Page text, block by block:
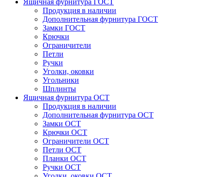
Ящичная фурнитура ГОСТ
Продукция в наличии
Дополнительная фурнитура ГОСТ
Замки ГОСТ
Крючки
Ограничители
Петли
Ручки
Уголки, оковки
Угольники
Шплинты
Ящичная фурнитура ОСТ
Продукция в наличии
Дополнительная фурнитура ОСТ
Замки ОСТ
Крючки ОСТ
Ограничители ОСТ
Петли ОСТ
Планки ОСТ
Ручки ОСТ